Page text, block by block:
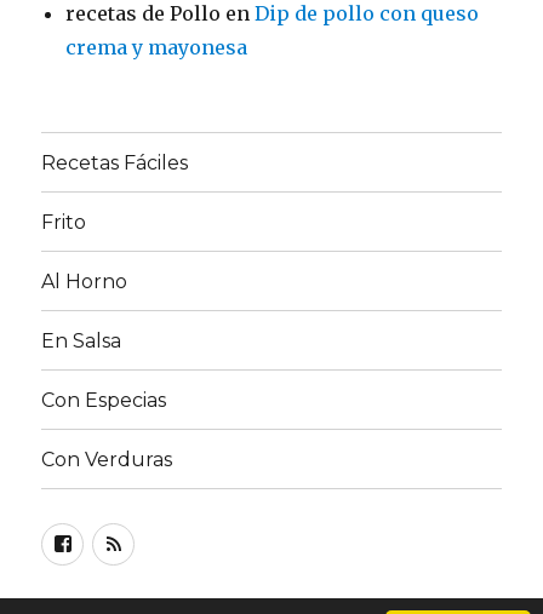
recetas de Pollo enDip de pollo con queso
crema y mayonesa
Recetas Fáciles
Frito
Al Horno
En Salsa
Con Especias
Con Verduras
Facebook
RSS